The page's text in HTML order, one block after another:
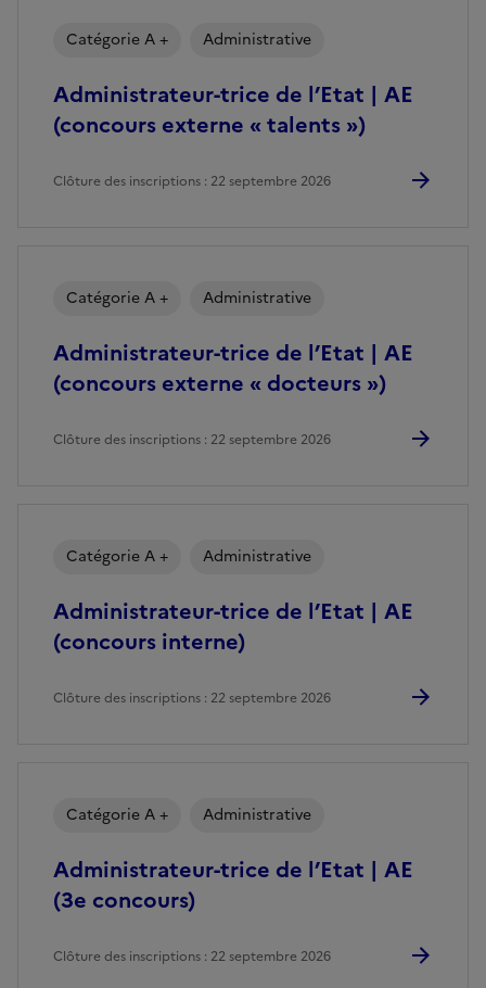
Administrateur-trice de l’Etat | AE
(concours externe « talents »)
Catégorie A + Administrative
Clôture des inscriptions : 22 septembre 2026
Administrateur-trice de l’Etat | AE
(concours externe « docteurs »)
Catégorie A + Administrative
Clôture des inscriptions : 22 septembre 2026
Administrateur-trice de l’Etat | AE
(concours interne)
Catégorie A + Administrative
Clôture des inscriptions : 22 septembre 2026
Administrateur-trice de l’Etat | AE
(3e concours)
Catégorie A + Administrative
Clôture des inscriptions : 22 septembre 2026